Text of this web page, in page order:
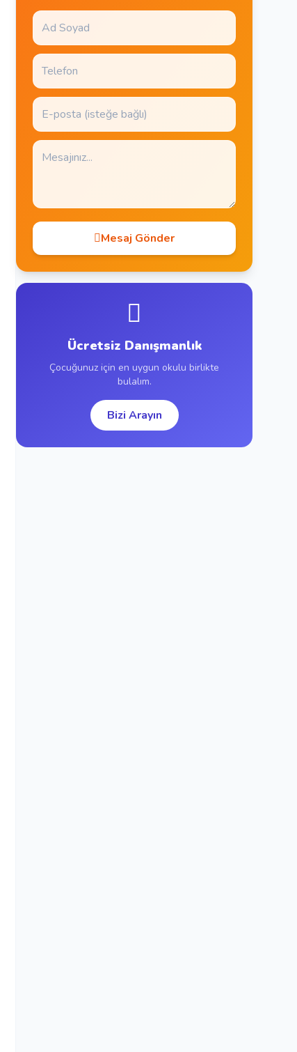
Mesaj Gönder
Ücretsiz Danışmanlık
Çocuğunuz için en uygun okulu birlikte
bulalım.
Bizi Arayın